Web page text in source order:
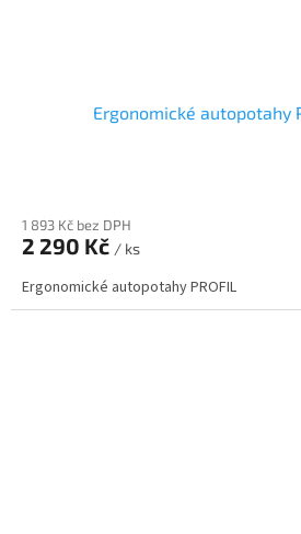
Ergonomické autopotahy
1 893 Kč bez DPH
2 290 Kč / ks
Ergonomické autopotahy PROFIL